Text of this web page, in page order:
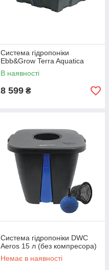
Система гідропоніки
Ebb&Grow Terra Aquatica
В наявності
8 599 ₴
Система гідропоніки DWC
Aeros 15 л (без компресора)
Немає в наявності